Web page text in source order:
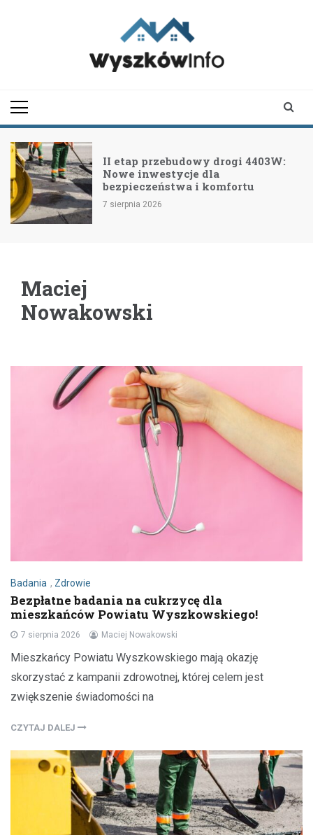
II etap przebudowy drogi 4403W:
Nowe inwestycje dla
bezpieczeństwa i komfortu
7 sierpnia 2026
Maciej
Nowakowski
Badania , Zdrowie
Bezpłatne badania na cukrzycę dla
mieszkańców Powiatu Wyszkowskiego!
7 sierpnia 2026 Maciej Nowakowski
Mieszkańcy Powiatu Wyszkowskiego mają okazję
skorzystać z kampanii zdrowotnej, której celem jest
zwiększenie świadomości na
CZYTAJ DALEJ